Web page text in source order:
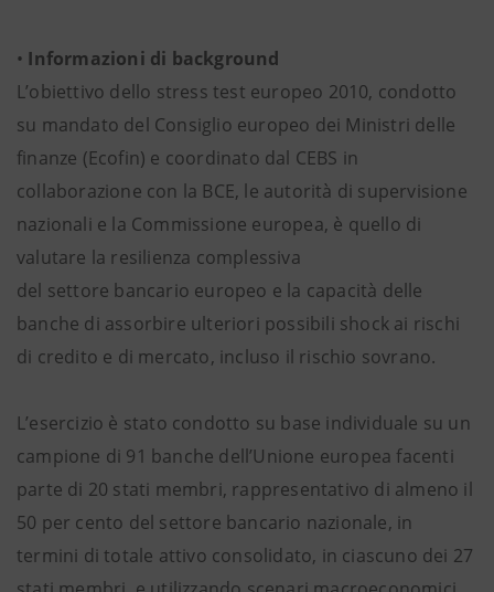
• Informazioni di background
L’obiettivo dello stress test europeo 2010, condotto
su mandato del Consiglio europeo dei Ministri delle
finanze (Ecofin) e coordinato dal CEBS in
collaborazione con la BCE, le autorità di supervisione
nazionali e la Commissione europea, è quello di
valutare la resilienza complessiva
del settore bancario europeo e la capacità delle
banche di assorbire ulteriori possibili shock ai rischi
di credito e di mercato, incluso il rischio sovrano.
L’esercizio è stato condotto su base individuale su un
campione di 91 banche dell’Unione europea facenti
parte di 20 stati membri, rappresentativo di almeno il
50 per cento del settore bancario nazionale, in
termini di totale attivo consolidato, in ciascuno dei 27